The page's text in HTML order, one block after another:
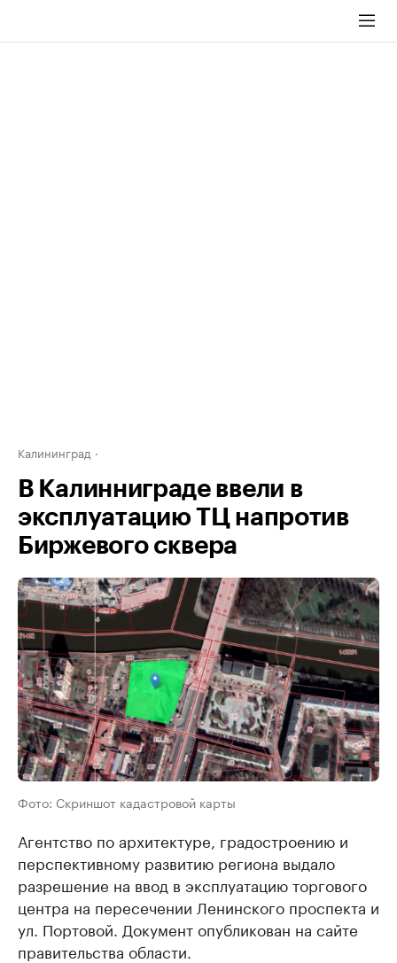
Калининград
В Калинниграде ввели в
эксплуатацию ТЦ напротив
Биржевого сквера
Фото: Скриншот кадастровой карты
Агентство по архитектуре, градостроению и
перспективному развитию региона выдало
разрешение на ввод в эксплуатацию торгового
центра на пересечении Ленинского проспекта и
ул. Портовой. Документ опубликован на сайте
правительства области.